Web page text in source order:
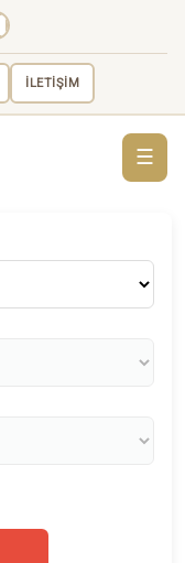
İLETİŞİM
☰